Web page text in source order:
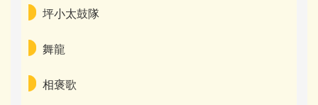
家長會
臺灣母語日專區
早午餐專區
坪小太鼓隊
舞龍
相褒歌